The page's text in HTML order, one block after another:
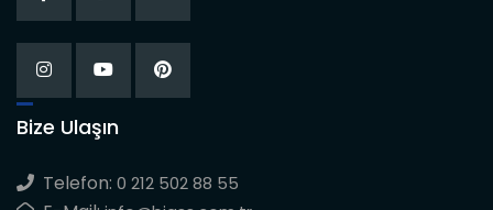
Bize Ulaşın
Telefon: 0 212 502 88 55